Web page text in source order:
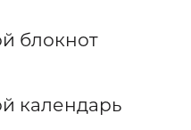
блокнот
календарь